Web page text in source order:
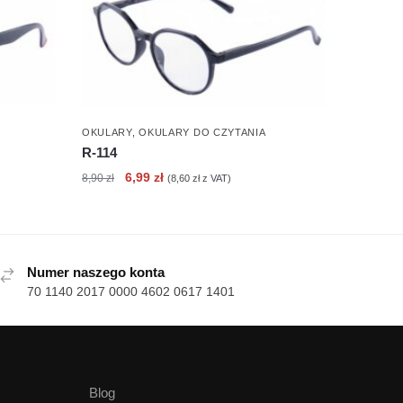
OKULARY,OKULARY DO CZYTANIA
R-114
8,90zł
Pierwotna
6,99 złAktualna
(8,60 złz VAT)
Numer naszego konta
70 1140 2017 0000 4602 0617 1401
Blog